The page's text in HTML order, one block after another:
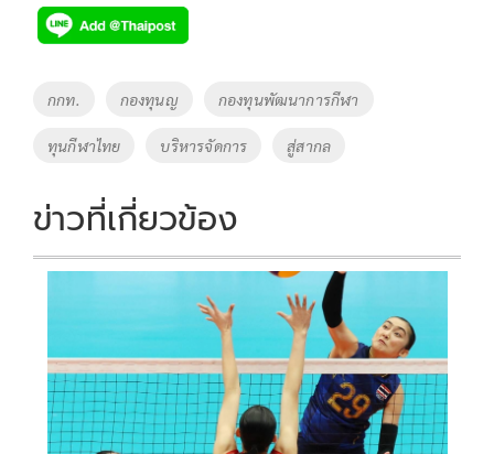
e
b
o
o
k
tt
er
p
y
Li
n
k
Tags
กกท. กองทุนญ กองทุนพัฒนาการกีฬา
ทุนกีฬาไทย บริหารจัดการ สู่สากล
ข่าวที่เกี่ยวข้อง